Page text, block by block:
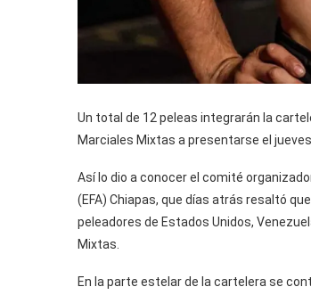
Un total de 12 peleas integrarán la
Marciales Mixtas a presentarse el
Así lo dio a conocer el comité
(EFA) Chiapas, que días atrás resaltó
peleadores de Estados Unidos,
Mixtas.
En la parte estelar de la cartelera se